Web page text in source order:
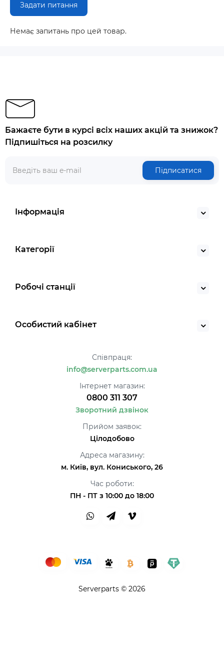
Задати питання
Немає запитань про цей товар.
Бажаєте бути в курсі всіх наших акцій та знижок?
Підпишіться на розсилку
Підписатися
Інформація
Категорії
Робочі станції
Особистий кабінет
Співпраця:
info@serverparts.com.ua
Інтернет магазин:
0800 311 307
Зворотний дзвінок
Прийом заявок:
Цілодобово
Адреса магазину:
м. Київ, вул. Кониського, 26
Час роботи:
ПН - ПТ з 10:00 до 18:00
Serverparts © 2026